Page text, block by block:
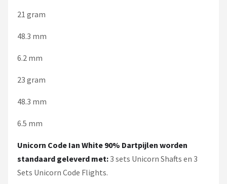
21 gram
48.3 mm
6.2 mm
23 gram
48.3 mm
6.5 mm
Unicorn Code Ian White 90% Dartpijlen worden
standaard geleverd met:3 sets Unicorn Shafts en 3
Sets Unicorn Code Flights.